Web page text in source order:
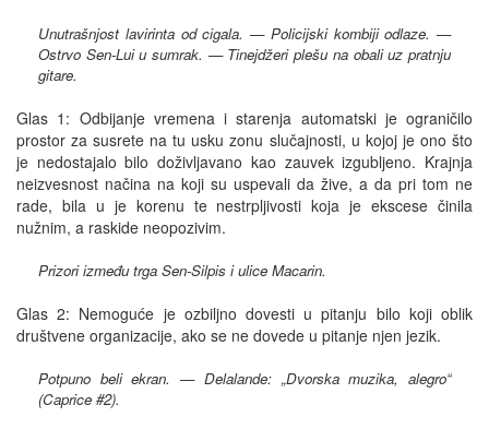
Unutrašnjost lavirinta od cigala. — Policijski kombiji odlaze. —
Ostrvo Sen-Lui u sumrak. — Tinejdžeri plešu na obali uz pratnju
gitare.
Glas 1: Odbijanje vremena i starenja automatski je ograničilo
prostor za susrete na tu usku zonu slučajnosti, u kojoj je ono što
je nedostajalo bilo doživljavano kao zauvek izgubljeno. Krajnja
neizvesnost načina na koji su uspevali da žive, a da pri tom ne
rade, bila u je korenu te nestrpljivosti koja je ekscese činila
nužnim, a raskide neopozivim.
Prizori između trga Sen-Silpis i ulice Macarin.
Glas 2: Nemoguće je ozbiljno dovesti u pitanju bilo koji oblik
društvene organizacije, ako se ne dovede u pitanje njen jezik.
Potpuno beli ekran. — Delalande: „Dvorska muzika, alegro“
(Caprice #2).